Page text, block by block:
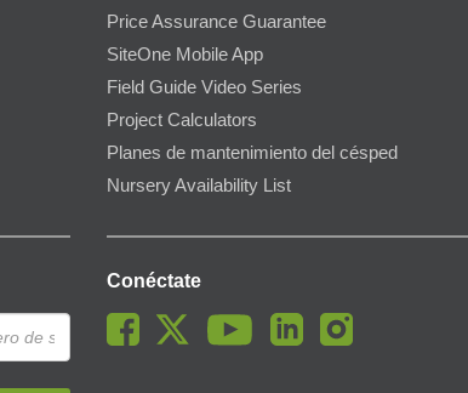
Price Assurance Guarantee
SiteOne Mobile App
Field Guide Video Series
Project Calculators
Planes de mantenimiento del césped
Nursery Availability List
Conéctate